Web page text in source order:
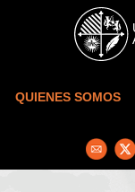
Skip to main content
QUIENES SOMOS